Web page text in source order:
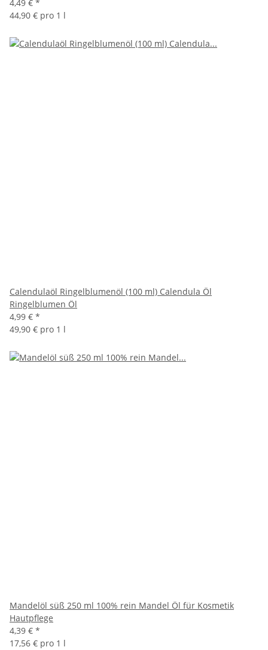
4,49 € *
44,90 € pro 1 l
Calendulaöl Ringelblumenöl (100 ml) Calendula Öl
Ringelblumen Öl
4,99 € *
49,90 € pro 1 l
Mandelöl süß 250 ml 100% rein Mandel Öl für Kosmetik
Hautpflege
4,39 € *
17,56 € pro 1 l